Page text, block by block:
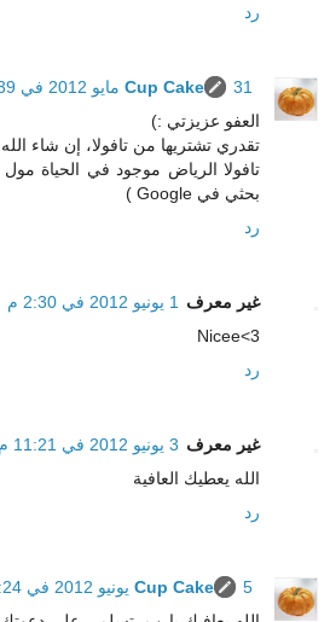
رد
Cup Cake
31 مايو 2012 في 6:39 م
العفو عزيزتي :)
تقدري تشتريها من تافولا، إن شاء الله
تافولا الرياض موجود في الحياة
بحثي في Google )
رد
غير معرف
1 يونيو 2012 في 2:30 م
Nicee<3
رد
غير معرف 3 يونيو 2012 في 11:21 م
الله يعطيك العافية
رد
Cup Cake
5 يونيو 2012 في 5:24 م